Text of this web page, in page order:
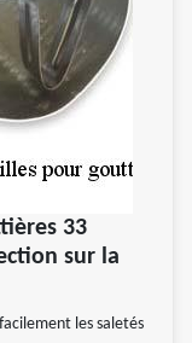
33
sur la
les saletés